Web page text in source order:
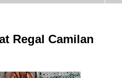
Regal Camilan